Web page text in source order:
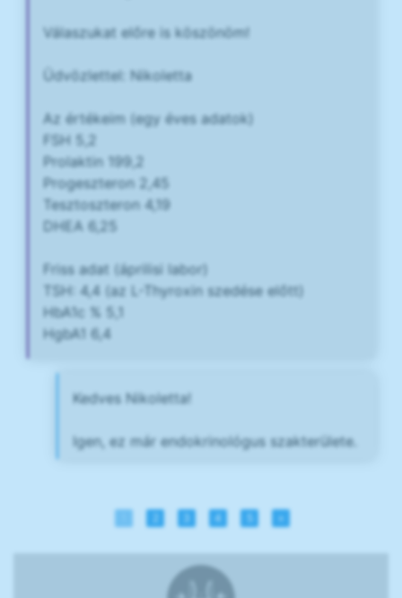
Válaszukat előre is köszönöm!
Üdvözlettel: Nikoletta
Az értékeim (egy éves adatok)
FSH 5,2
Prolaktin 199,2
Progeszteron 2,45
Tesztoszteron 4,19
DHEA 6,25
Friss adat (áprilisi labor)
TSH: 4,4 (az L-Thyroxin szedése előtt)
HbA1c % 5,1
HgbA1 6,4
Kedves Nikoletta!
Igen, ez már endokrinológus szakterülete.
4 »